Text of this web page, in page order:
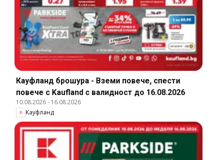
Кауфланд брошура - Вземи повече, спести
повече с Kaufland с валидност до 16.08.2026
10.08.2026- 16.08.2026
Кауфланд